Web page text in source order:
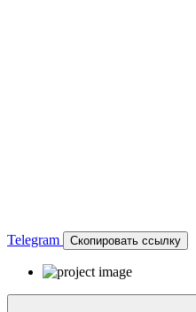
Telegram
Скопировать ссылку